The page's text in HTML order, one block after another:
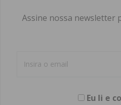
Assine nossa newsletter
Eu li e